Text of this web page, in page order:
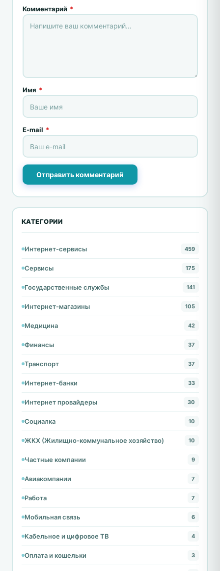
Комментарий *
Имя *
E-mail *
Отправить комментарий
КАТЕГОРИИ
Интернет-сервисы 459
Сервисы 175
Государственные службы 141
Интернет-магазины 105
Медицина 42
Финансы 37
Транспорт 37
Интернет-банки 33
Интернет провайдеры 30
Социалка 10
ЖКХ (Жилищно-коммунальное хозяйство) 10
Частные компании 9
Авиакомпании 7
Работа 7
Мобильная связь 6
Кабельное и цифровое ТВ 4
Оплата и кошельки 3